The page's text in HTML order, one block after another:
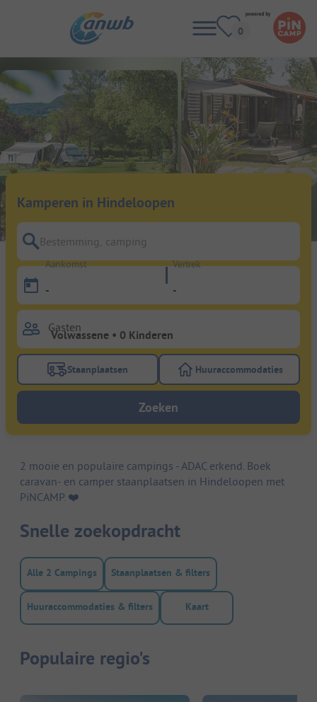
Kamperen in Hindeloopen
Bestemming, camping
Aankomst
-
Vertrek
-
Gasten
Gebruik de filterknop staanplaatsen om te zoeken
Staanplaatsen Gebruik de
Huuraccommodaties
Zoeken
2 mooie en populaire campings - ADAC erkend. Boek
caravan- en camper staanplaatsen in Hindeloopen met
PiNCAMP. ❤️️
Snelle zoekopdracht
Alle 2 Campings Staanplaatsen & filters
Huuraccommodaties & filters Kaart
Populaire regio's